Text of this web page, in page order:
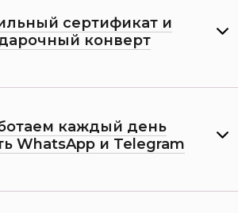
сертификат и
конверт
каждый день
WhatsApp и Telеgram